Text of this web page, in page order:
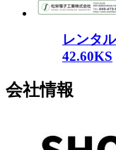
レンタ
42.60KS
会社情報